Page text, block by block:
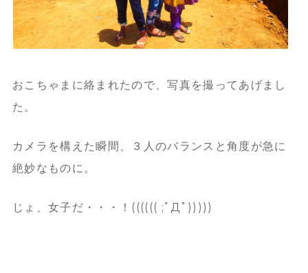
おこちゃまに絡まれたので、写真を撮ってあげまし
た。
カメラを構えた瞬間、３人のバランスと角度が急に
絶妙なものに。
じょ、女子だ・・・！(((((( ;ﾟДﾟ)))))